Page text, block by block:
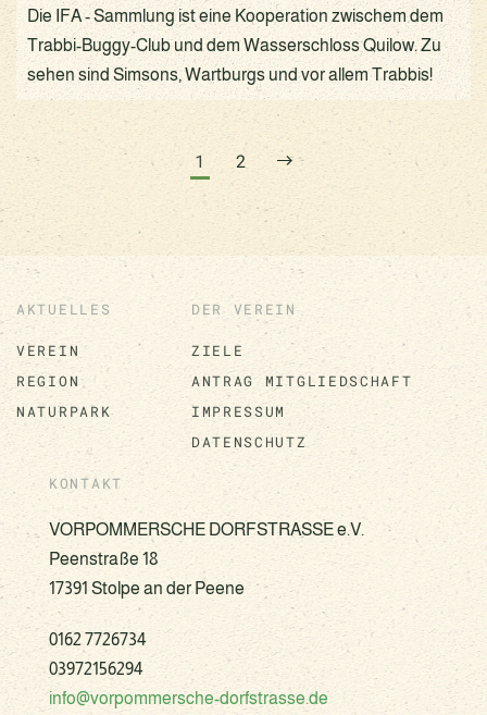
Die IFA - Sammlung ist eine Kooperation zwischem dem
Trabbi-Buggy-Club und dem Wasserschloss Quilow. Zu
sehen sind Simsons, Wartburgs und vor allem Trabbis!
1 2
KONTAKT
VORPOMMERSCHE DORFSTRASSE e.V.
Peenstraße 18
17391 Stolpe an der Peene
0162 7726734
03972156294
info@vorpommersche-dorfstrasse.de
AKTUELLES
VEREIN
REGION
NATURPARK
DER VEREIN
ZIELE
ANTRAG MITGLIEDSCHAFT
IMPRESSUM
DATENSCHUTZ